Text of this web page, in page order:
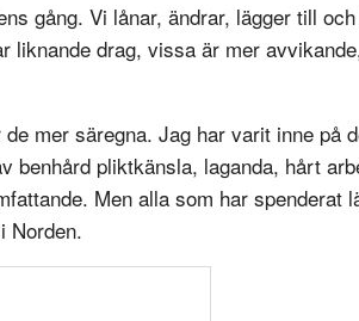
gång. Vi lånar, ändrar, lägger till
drag, vissa är mer
mer säregna. Jag har varit inne på
benhård pliktkänsla, laganda, hårt
Men alla som har spenderat
Norden.